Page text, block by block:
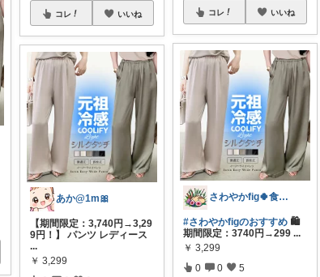
コレ いいね
あか@1m🎀
【期間限定：3,740円→3,29
9円！】 パンツ レディース
...
￥ 3,299
コレ いいね
さわやかfig🍀食と暮らしを楽しむ
#さわやかfigのおすすめ 🛍️
期間限定：3740円→299 ...
￥ 3,299
0 0 5